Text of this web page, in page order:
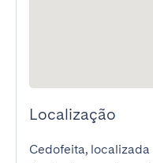
Localização
Cedofeita,